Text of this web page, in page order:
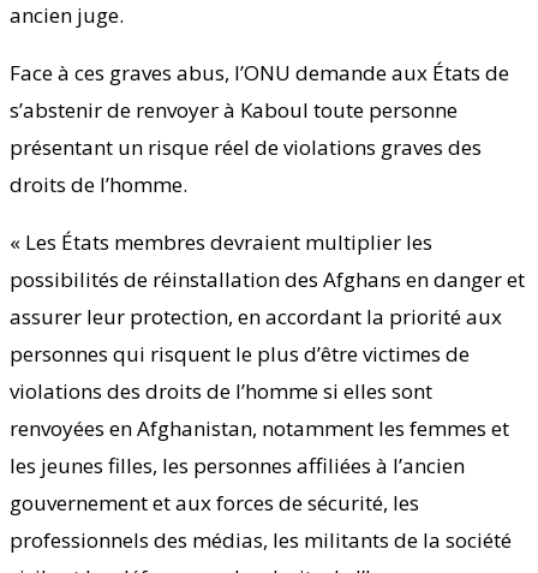
ancien juge.
Face à ces graves abus, l’ONU demande aux États de
s’abstenir de renvoyer à Kaboul toute personne
présentant un risque réel de violations graves des
droits de l’homme.
« Les États membres devraient multiplier les
possibilités de réinstallation des Afghans en danger et
assurer leur protection, en accordant la priorité aux
personnes qui risquent le plus d’être victimes de
violations des droits de l’homme si elles sont
renvoyées en Afghanistan, notamment les femmes et
les jeunes filles, les personnes affiliées à l’ancien
gouvernement et aux forces de sécurité, les
professionnels des médias, les militants de la société